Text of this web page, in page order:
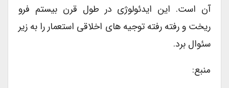
آن است. این ایدئولوژی در طول قرن بیستم فرو
ریخت و رفته رفته توجیه های اخلاقی استعمار را به زیر
سئوال برد.
منبع: